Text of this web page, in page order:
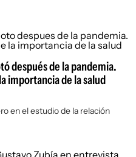
después de la pandemia.
importancia de la salud
en el estudio de la relación